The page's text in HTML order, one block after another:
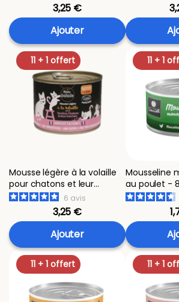
3,25 €
Ajouter
11 + 1 offert
Mousse légère à la volaille
pour chatons et leur
maman 200g - Humide
"Petite balade"
6 avis
3,25 €
Ajouter
11 + 1
Mousseline
au poulet -
11 + 1 offert 11 + 1